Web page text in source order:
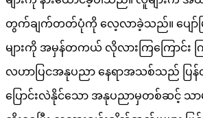
တွက်ချက်တတ်ပုံကို လေ့လာခဲ့သည်။ ပျော်
များကို အမှန်တကယ် လိုလားကြကြောင်း
လဟာပြငအနုပညာ နေရာအသစ်သည် ပြန်လှ
ပြောင်းလဲနိုင်သော အနုပညာမှတစ်ဆင့် သာမ